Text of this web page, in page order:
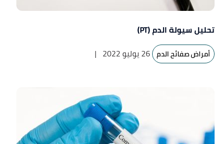
تحليل سيولة الدم (PT)
أمراض صفائح الدم 26 يوليو 2022 |